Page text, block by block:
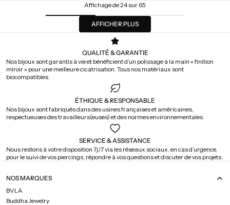
Affichage de 24 sur 65
AFFICHER PLUS
QUALITÉ & GARANTIE
Nos bijoux sont garantis à vie et bénéficient d’un polissage à la main « finition
miroir » pour une meilleure cicatrisation. Tous nos matériaux sont
biocompatibles.
ÉTHIQUE & RESPONSABLE
Nos bijoux sont fabriqués dans des usines françaises et américaines,
respectueuses des travailleurs(euses) et des normes environnementales.
SERVICE & ASSISTANCE
Nous restons à votre disposition 7j/7 via les réseaux sociaux, en cas d’urgence,
pour le suivi de vos piercings, répondre à vos questions et discuter de vos projets.
NOS MARQUES
BVLA
Buddha Jewelry